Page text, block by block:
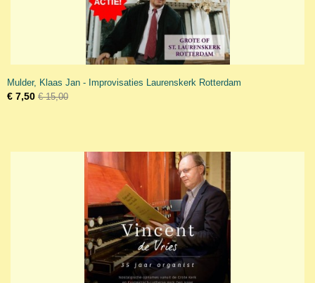
Mulder, Klaas Jan - Improvisaties Laurenskerk Rotterdam
€ 7,50 € 15,00